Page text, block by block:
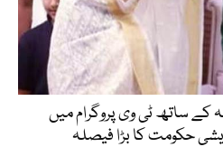
ساتھ ٹی وی پروگرام میں
حکومت کا بڑا فیصلہ